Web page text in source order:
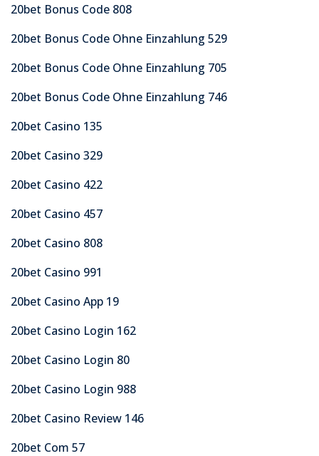
20bet Bonus Code 808
20bet Bonus Code Ohne Einzahlung 529
20bet Bonus Code Ohne Einzahlung 705
20bet Bonus Code Ohne Einzahlung 746
20bet Casino 135
20bet Casino 329
20bet Casino 422
20bet Casino 457
20bet Casino 808
20bet Casino 991
20bet Casino App 19
20bet Casino Login 162
20bet Casino Login 80
20bet Casino Login 988
20bet Casino Review 146
20bet Com 57